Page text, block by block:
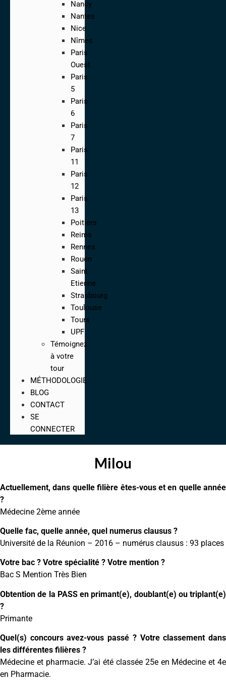
Nancy
Nantes
Nice
Nîmes
Paris
Ouest
Paris
5
Paris
6
Paris
7
Paris
11
Paris
12
Paris
13
Poitiers
Reims
Rennes
Rouen
Saint
Etienne
Strasbourg
Toulouse
Tours
UPF
Témoignez
à votre
tour
MÉTHODOLOGIE
BLOG
CONTACT
SE
CONNECTER
Milou
Actuellement, dans quelle filière êtes-vous et en quelle année
?
Médecine 2ème année
Quelle fac, quelle année, quel numerus clausus ?
Université de la Réunion – 2016 – numérus clausus : 93 places
Votre bac ? Votre spécialité ? Votre mention ?
Bac S Mention Très Bien
Obtention de la PASS en primant(e), doublant(e) ou triplant(e)
?
Primante
Quel(s) concours avez-vous passé ? Votre classement dans
les différentes filières ?
Médecine et pharmacie. J’ai été classée 25e en Médecine et 4e
en Pharmacie.